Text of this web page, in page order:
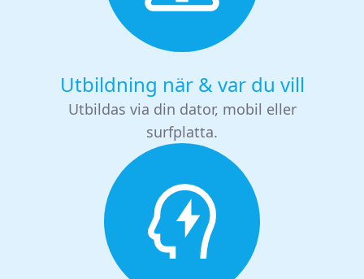
Utbildning när & var du vill
Utbildas via din dator, mobil eller
surfplatta.